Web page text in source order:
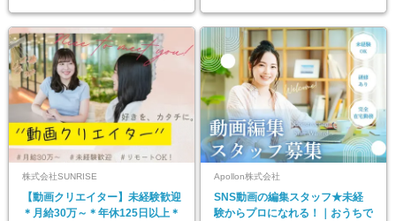
株式会社SUNRISE
【動画クリエイター】未経験歓迎
＊月給30万～＊年休125日以上＊
Apollon株式会社
SNS動画の編集スタッフ★未経
験からプロになれる！｜おうちで